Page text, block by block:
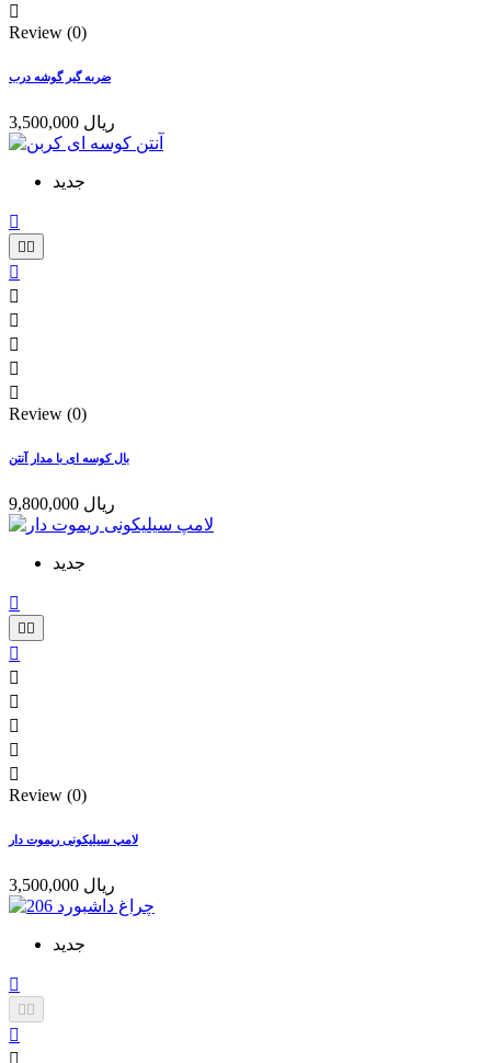

Review (0)
ضربه گیر گوشه درب
3,500,000 ریال
جدید

 






Review (0)
بال کوسه ای با مدار آنتن
9,800,000 ریال
جدید

 






Review (0)
لامپ سیلیکونی ریموت دار
3,500,000 ریال
جدید

 

